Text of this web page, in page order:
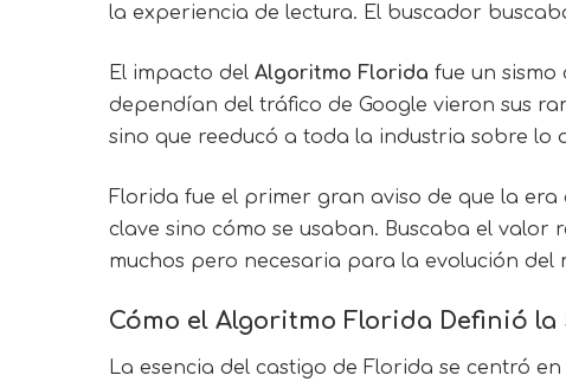
la experiencia de lectura. El buscador
El impacto del Algoritmo Florida fue un sismo
dependían del tráfico de Google vieron sus
sino que reeducó a toda la industria sobre lo
Florida fue el primer gran aviso de que la
clave sino cómo se usaban. Buscaba el
muchos pero necesaria para la evolución del
Cómo el Algoritmo Florida Definió
La esencia del castigo de Florida se centró en